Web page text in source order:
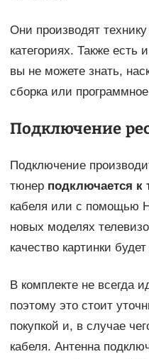
Они производят
категориях. Также есть
вы не можете знать,
сборка или
Подключение
Подключение
тюнер подключается к
кабеля или с помощью
новых моделях
качество картинки
В комплекте не всегда
поэтому это стоит
покупкой и, в случае
кабеля. Антенна